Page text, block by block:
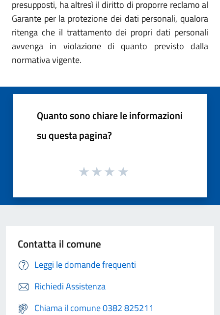
presupposti, ha altresì il diritto di proporre reclamo al
Garante per la protezione dei dati personali, qualora
ritenga che il trattamento dei propri dati personali
avvenga in violazione di quanto previsto dalla
normativa vigente.
Quanto sono chiare le informazioni
su questa pagina?
Contatta il comune
Leggi le domande frequenti
Richiedi Assistenza
Chiama il comune 0382 825211